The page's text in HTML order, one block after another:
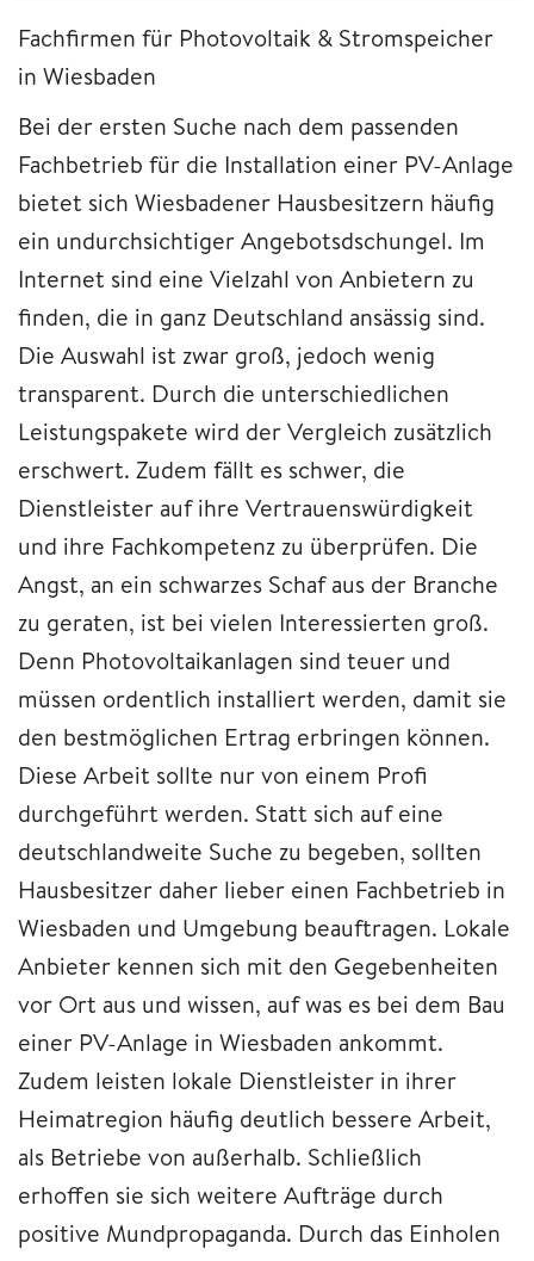
Fachfirmen für Photovoltaik & Stromspeicher
in Wiesbaden
Bei der ersten Suche nach dem passenden
Fachbetrieb für die Installation einer PV-Anlage
bietet sich Wiesbadener Hausbesitzern häufig
ein undurchsichtiger Angebotsdschungel. Im
Internet sind eine Vielzahl von Anbietern zu
finden, die in ganz Deutschland ansässig sind.
Die Auswahl ist zwar groß, jedoch wenig
transparent. Durch die unterschiedlichen
Leistungspakete wird der Vergleich zusätzlich
erschwert. Zudem fällt es schwer, die
Dienstleister auf ihre Vertrauenswürdigkeit
und ihre Fachkompetenz zu überprüfen. Die
Angst, an ein schwarzes Schaf aus der Branche
zu geraten, ist bei vielen Interessierten groß.
Denn Photovoltaikanlagen sind teuer und
müssen ordentlich installiert werden, damit sie
den bestmöglichen Ertrag erbringen können.
Diese Arbeit sollte nur von einem Profi
durchgeführt werden. Statt sich auf eine
deutschlandweite Suche zu begeben, sollten
Hausbesitzer daher lieber einen Fachbetrieb in
Wiesbaden und Umgebung beauftragen. Lokale
Anbieter kennen sich mit den Gegebenheiten
vor Ort aus und wissen, auf was es bei dem Bau
einer PV-Anlage in Wiesbaden ankommt.
Zudem leisten lokale Dienstleister in ihrer
Heimatregion häufig deutlich bessere Arbeit,
als Betriebe von außerhalb. Schließlich
erhoffen sie sich weitere Aufträge durch
positive Mundpropaganda. Durch das Einholen